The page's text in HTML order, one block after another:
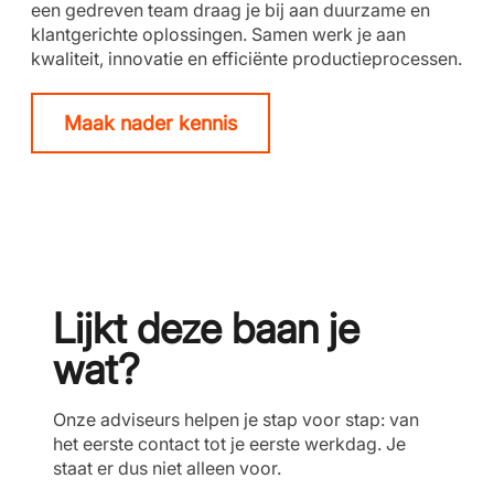
een gedreven team draag je bij aan duurzame en
klantgerichte oplossingen. Samen werk je aan
kwaliteit, innovatie en efficiënte productieprocessen.
Maak nader kennis
Lijkt deze baan je
wat?
Onze adviseurs helpen je stap voor stap: van
het eerste contact tot je eerste werkdag. Je
staat er dus niet alleen voor.